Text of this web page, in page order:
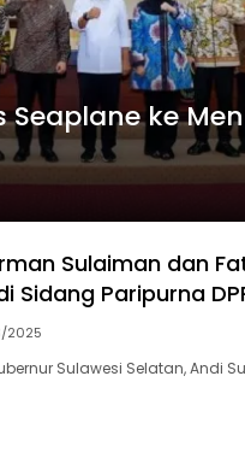
Seaplane ke
Sulaiman dan
Sidang Paripurna
2025
Sulawesi Selatan, Andi